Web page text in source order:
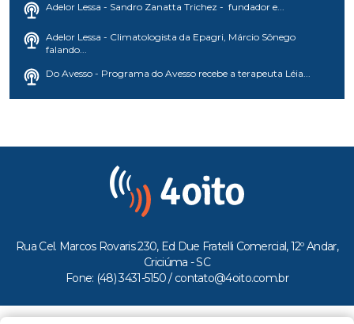
Adelor Lessa - Sandro Zanatta Trichez - fundador e...
Adelor Lessa - Climatologista da Epagri, Márcio Sônego
falando...
Do Avesso - Programa do Avesso recebe a terapeuta Léia...
Rua Cel. Marcos Rovaris 230, Ed Due Fratelli Comercial, 12º Andar,
Criciúma - SC
Fone: (48) 3431-5150 / contato@4oito.com.br